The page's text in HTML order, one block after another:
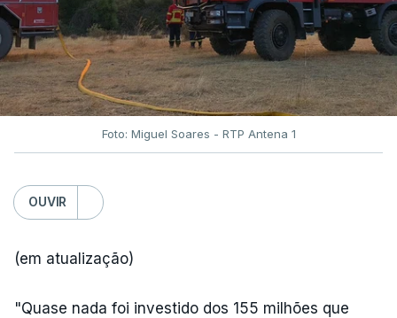
Foto: Miguel Soares - RTP Antena 1
OUVIR
(em atualização)
"Quase nada foi investido dos 155 milhões que